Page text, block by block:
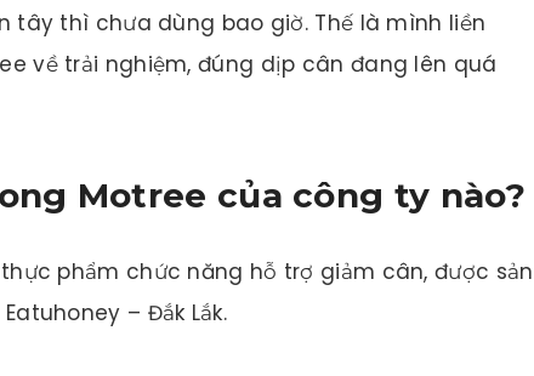
tây thì chưa dùng bao giờ. Thế là mình liền
về trải nghiệm, đúng dịp cân đang lên quá
Motree của công ty nào?
phẩm chức năng hỗ trợ giảm cân, được sản
– Đắk Lắk.